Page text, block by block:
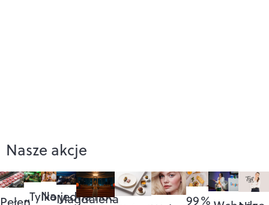
Nasze akcje
„Tylko jedna noc”
NaMagdalena
99%